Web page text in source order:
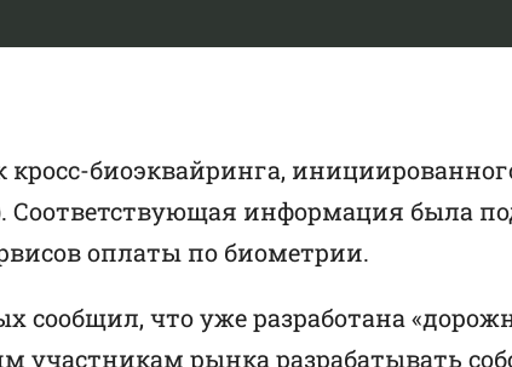
биоэквайринга,
информация была
оплаты по биометрии.
что уже разработана
участникам рынка разрабатывать